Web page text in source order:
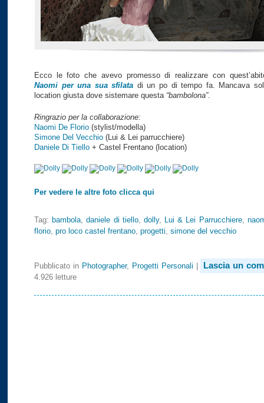
Ecco le foto che avevo promesso di realizzare con
Naomi per una sua sfilata di un po di tempo fa. Mancava
location giusta dove sistemare questa “bambolona”.
Ringrazio per la collaborazione:
Naomi De Florio (stylist/modella)
Simone Del Vecchio (Lui & Lei parrucchiere)
Daniele Di Tiello + Castel Frentano (location)
Per vedere le altre foto clicca qui
Tag: bambola ,daniele di tiello, dolly, Lui & Lei Parrucchiere,
florio pro loco castel frentano progetti simone del vecchio
Pubblicato in Photographer, Progetti Personali Lascia un
4.926 letture